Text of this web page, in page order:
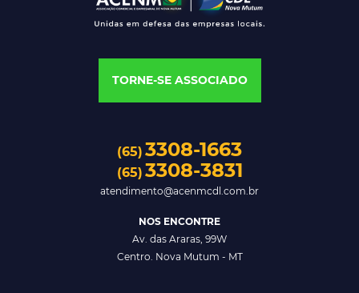
TORNE-SE ASSOCIADO
(65) 3308-1663
(65) 3308-3831
atendimento@acenmcdl.com.br
NOS ENCONTRE
Av. das Araras, 99W
Centro. Nova Mutum - MT